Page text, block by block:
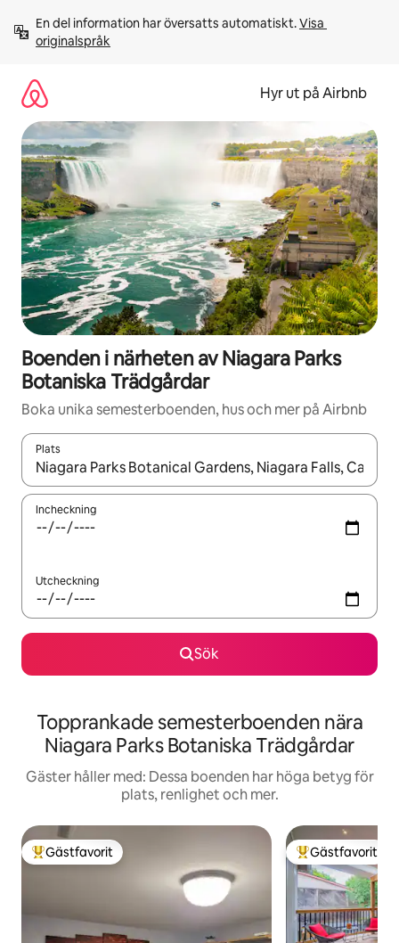
innehåll
En del information har översatts automatiskt. Visa
originalspråk
Hyr ut på Airbnb
Boenden i närheten av Niagara Parks
Botaniska Trädgårdar
Boka unika semesterboenden, hus och mer på Airbnb
Plats
När resultaten är tillgängliga kan du navigera med upp- och
Incheckning
Utcheckning
Sök
Topprankade semesterboenden nära
Niagara Parks Botaniska Trädgårdar
Gäster håller med: Dessa boenden har höga betyg för
plats, renlighet och mer.
Populär gästfavorit
Gästfavorit Populär
Gästfavorit